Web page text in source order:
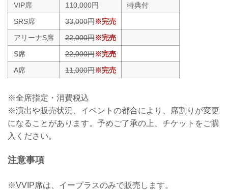
VIP席
110,000円
特典付
SRS席
33,000円※完売
アリーナS席
22,000円※完売
S席
22,000円※完売
A席
11,000円※完売
※全席指定・消費税込
※演出や販売状況、イベントの都合により、席割りが変更
になることがあります。予めご了承の上、チケットをご購
入ください。
注意事項
※VVIP席は、イープラスのみで販売します。